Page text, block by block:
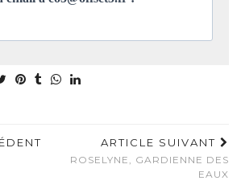
ARTICLE SUIVANT
ROSELYNE, GARDIENNE DES
EAUX